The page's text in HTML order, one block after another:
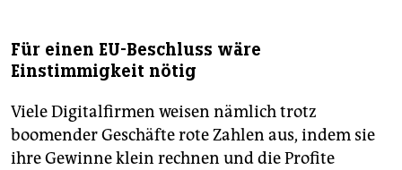
Für einen EU-Beschluss wäre
Einstimmigkeit nötig
Viele Digitalfirmen weisen nämlich trotz
boomender Geschäfte rote Zahlen aus, indem sie
ihre Gewinne klein rechnen und die Profite